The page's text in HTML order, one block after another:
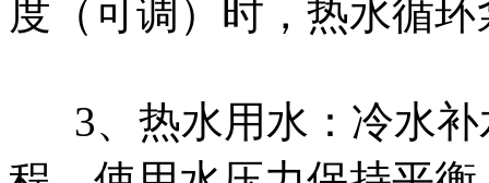
度（可调）时，热水循
3、热水用水：冷水